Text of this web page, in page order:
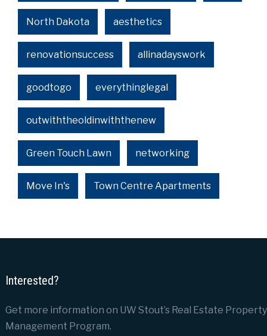
North Dakota aesthetics
renovationsuccess allinadayswork
goodtogo everythinglegal
outwiththeoldinwiththenew
Green Touch Lawn networking
Move In's Town Centre Apartments
Interested?
Get more information on UW Stout’s Real Estate Property
Management Program.